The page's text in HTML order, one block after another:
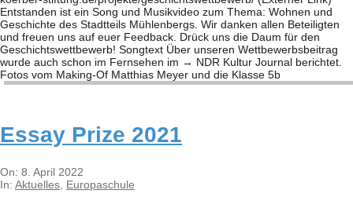
Ent­stan­den ist ein Song und Musik­vi­deo zum Thema: Woh­nen und
Geschichte des Stadt­teils Müh­len­bergs. Wir dan­ken allen Betei­lig­ten
und freuen uns auf euer Feed­back. Drück uns die Daum für den
Geschichts­wett­be­werb! Song­text Über unse­ren Wett­be­werbs­bei­trag
wurde auch schon im Fern­se­hen im → NDR Kul­tur Jour­nal berich­tet.
Fotos vom Making-Of Mat­thias Meyer und die Klasse 5b
Essay Prize 2021
2022-
04-
On: 8. April 2022
In: Aktuelles Europaschule